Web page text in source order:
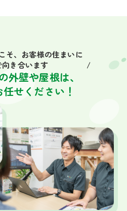
そ、お客様の住まいに
向き合います
外壁や屋根は、
せください！